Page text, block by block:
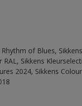
of Blues,
RAL, Sikkens
2024, Sikkens